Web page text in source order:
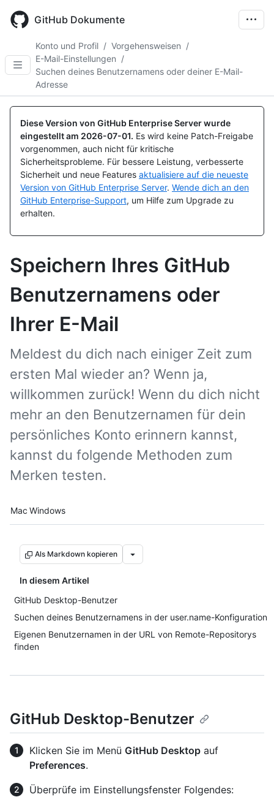
main
GitHub Dokumente
Konto und Profil / Vorgehensweisen /
E-Mail-Einstellungen /
Suchen deines Benutzernamens oder deiner E-Mail-
Adresse
Diese Version von GitHub Enterprise Server wurde
eingestellt am 2026-07-01. Es wird keine Patch-Freigabe
vorgenommen, auch nicht für kritische
Sicherheitsprobleme. Für bessere Leistung, verbesserte
Sicherheit und neue Features aktualisiere auf die neueste
Version von GitHub Enterprise Server. Wende dich an den
GitHub Enterprise-Support, um Hilfe zum Upgrade zu
erhalten.
Speichern Ihres GitHub
Benutzernamens oder
Ihrer E-Mail
Meldest du dich nach einiger Zeit zum
ersten Mal wieder an? Wenn ja,
willkommen zurück! Wenn du dich nicht
mehr an den Benutzernamen für dein
persönliches Konto erinnern kannst,
kannst du folgende Methoden zum
Merken testen.
Platform navigation
Mac Windows
Als Markdown kopieren
In diesem Artikel
GitHub Desktop-Benutzer
Suchen deines Benutzernamens in der user.name-Konfiguration
Eigenen Benutzernamen in der URL von Remote-Repositorys
finden
GitHub Desktop-Benutzer
Klicken Sie im Menü GitHub Desktop auf
Preferences.
Überprüfe im Einstellungsfenster Folgendes: